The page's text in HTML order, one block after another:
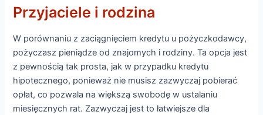
Przyjaciele i rodzina
W porównaniu z zaciągnięciem kredytu u pożyczkodawcy,
pożyczasz pieniądze od znajomych i rodziny. Ta opcja jest
z pewnością tak prosta, jak w przypadku kredytu
hipotecznego, ponieważ nie musisz zazwyczaj pobierać
opłat, co pozwala na większą swobodę w ustalaniu
miesięcznych rat. Zazwyczaj jest to łatwiejsze dla